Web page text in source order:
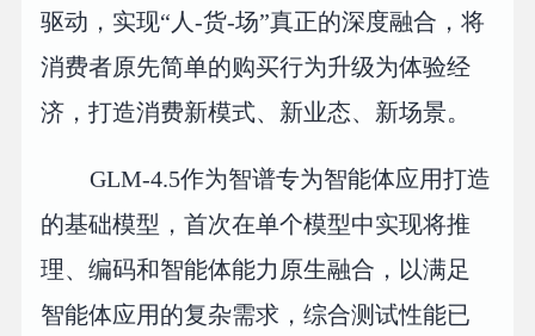
驱动，实现“人-货-场”真正的深度融合，将
消费者原先简单的购买行为升级为体验经
济，打造消费新模式、新业态、新场景。
GLM-4.5作为智谱专为智能体应用打造
的基础模型，首次在单个模型中实现将推
理、编码和智能体能力原生融合，以满足
智能体应用的复杂需求，综合测试性能已